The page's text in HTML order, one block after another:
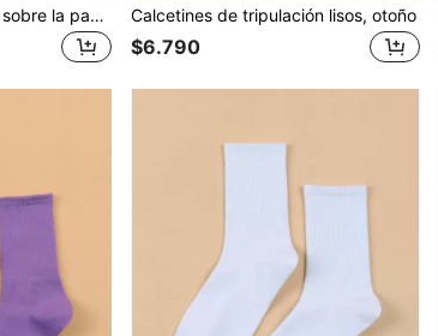
Calcetines esponjosos sobre la pantorrilla con patrón de rayas, cómodos Calcetines de tripulación lisos, otoño
$6.790